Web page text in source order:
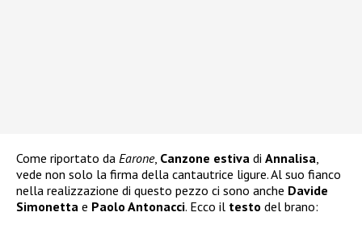
Come riportato da Earone, Canzone estiva di Annalisa
vede non solo la firma della cantautrice ligure. Al suo fianco
nella realizzazione di questo pezzo ci sono anche Davide
Simonetta e Paolo Antonacci. Ecco il testo del brano: